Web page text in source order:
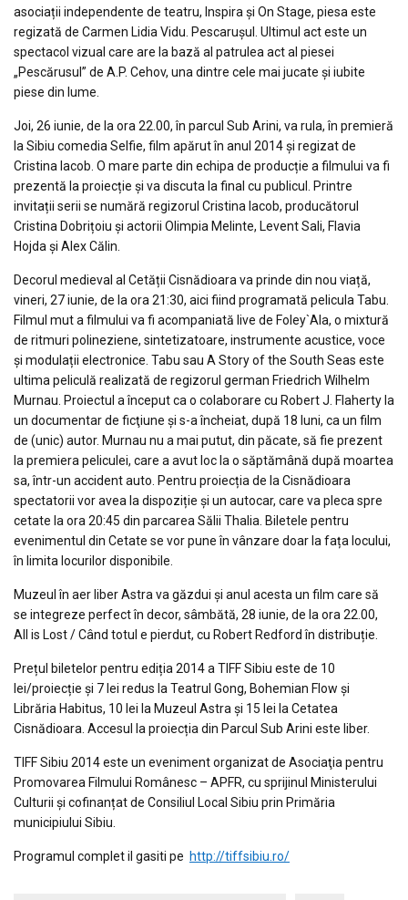
asociații independente de teatru, Inspira și On Stage, piesa este
regizată de Carmen Lidia Vidu. Pescarușul. Ultimul act este un
spectacol vizual care are la bază al patrulea act al piesei
„Pescărusul” de A.P. Cehov, una dintre cele mai jucate și iubite
piese din lume.
Joi, 26 iunie, de la ora 22.00, în parcul Sub Arini, va rula, în premieră
la Sibiu comedia Selfie, film apărut în anul 2014 și regizat de
Cristina Iacob. O mare parte din echipa de producție a filmului va fi
prezentă la proiecție și va discuta la final cu publicul. Printre
invitații serii se numără regizorul Cristina Iacob, producătorul
Cristina Dobrițoiu și actorii Olimpia Melinte, Levent Sali, Flavia
Hojda și Alex Călin.
Decorul medieval al Cetății Cisnădioara va prinde din nou viață,
vineri, 27 iunie, de la ora 21:30, aici fiind programată pelicula Tabu.
Filmul mut a filmului va fi acompaniată live de Foley`Ala, o mixtură
de ritmuri polineziene, sintetizatoare, instrumente acustice, voce
și modulații electronice. Tabu sau A Story of the South Seas este
ultima peliculă realizată de regizorul german Friedrich Wilhelm
Murnau. Proiectul a început ca o colaborare cu Robert J. Flaherty la
un documentar de ficţiune şi s-a încheiat, după 18 luni, ca un film
de (unic) autor. Murnau nu a mai putut, din păcate, să fie prezent
la premiera peliculei, care a avut loc la o săptămână după moartea
sa, într-un accident auto. Pentru proiecția de la Cisnădioara
spectatorii vor avea la dispoziție și un autocar, care va pleca spre
cetate la ora 20:45 din parcarea Sălii Thalia. Biletele pentru
evenimentul din Cetate se vor pune în vânzare doar la fața locului,
în limita locurilor disponibile.
Muzeul în aer liber Astra va găzdui și anul acesta un film care să
se integreze perfect în decor, sâmbătă, 28 iunie, de la ora 22.00,
All is Lost / Când totul e pierdut, cu Robert Redford în distribuție.
Prețul biletelor pentru ediția 2014 a TIFF Sibiu este de 10
lei/proiecție și 7 lei redus la Teatrul Gong, Bohemian Flow și
Librăria Habitus, 10 lei la Muzeul Astra și 15 lei la Cetatea
Cisnădioara. Accesul la proiecția din Parcul Sub Arini este liber.
TIFF Sibiu 2014 este un eveniment organizat de Asociaţia pentru
Promovarea Filmului Românesc – APFR, cu sprijinul Ministerului
Culturii și cofinanțat de Consiliul Local Sibiu prin Primăria
municipiului Sibiu.
Programul complet il gasiti pe http://tiffsibiu.ro/